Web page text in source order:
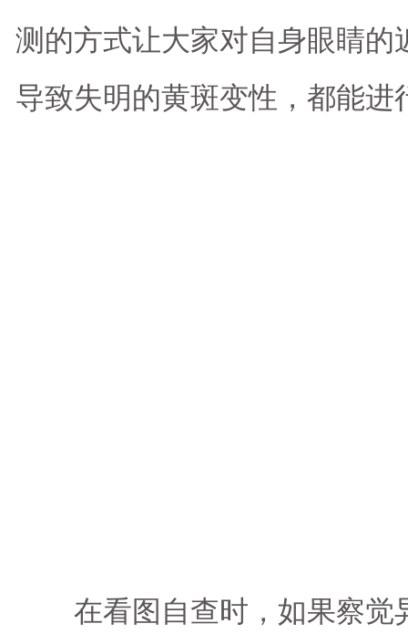
测的方式让大家对自身眼睛
导致失明的黄斑变性，都能进
在看图自查时，如果察觉